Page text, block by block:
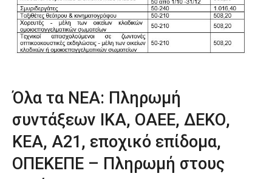
Όλα τα ΝΕΑ: Πληρωμή
συντάξεων ΙΚΑ, ΟΑΕΕ, ΔΕΚΟ,
ΚΕΑ, Α21, εποχικό επίδομα,
ΟΠΕΚΕΠΕ – Πληρωμή στους